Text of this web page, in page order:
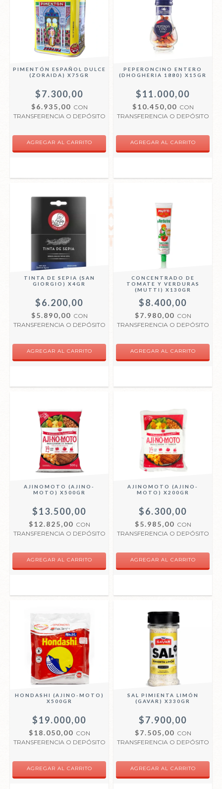
PIMENTÓN ESPAÑOL DULCE
(ZORAIDA) X75GR
$7.300,00
$6.935,00 CON
TRANSFERENCIA O DEPÓSITO
PEPERONCINO ENTERO
(DHOGHERIA 1880) X15GR
$11.000,00
$10.450,00 CON
TRANSFERENCIA O DEPÓSITO
TINTA DE SEPIA (SAN
GIORGIO) X4GR
$6.200,00
$5.890,00 CON
TRANSFERENCIA O DEPÓSITO
CONCENTRADO DE
TOMATE Y VERDURAS
(MUTTI) X130GR
$8.400,00
$7.980,00 CON
TRANSFERENCIA O DEPÓSITO
AJINOMOTO (AJINO-
MOTO) X500GR
$13.500,00
$12.825,00 CON
TRANSFERENCIA O DEPÓSITO
AJINOMOTO (AJINO-
MOTO) X200GR
$6.300,00
$5.985,00 CON
TRANSFERENCIA O DEPÓSITO
HONDASHI (AJINO-MOTO)
X500GR
$19.000,00
$18.050,00 CON
TRANSFERENCIA O DEPÓSITO
SAL PIMIENTA LIMÓN
(GAVAR) X330GR
$7.900,00
$7.505,00 CON
TRANSFERENCIA O DEPÓSITO